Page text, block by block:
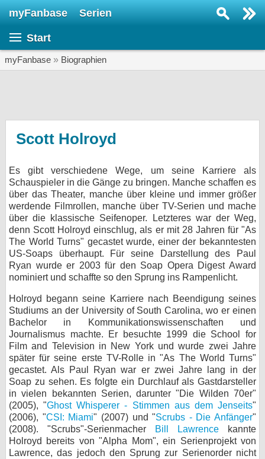
myFanbase Serien
Start
myFanbase » Biographien
Scott Holroyd
Es gibt verschiedene Wege, um seine Karriere als
Schauspieler in die Gänge zu bringen. Manche schaffen es
über das Theater, manche über kleine und immer größer
werdende Filmrollen, manche über TV-Serien und mache
über die klassische Seifenoper. Letzteres war der Weg,
denn Scott Holroyd einschlug, als er mit 28 Jahren für "As
The World Turns" gecastet wurde, einer der bekanntesten
US-Soaps überhaupt. Für seine Darstellung des Paul
Ryan wurde er 2003 für den Soap Opera Digest Award
nominiert und schaffte so den Sprung ins Rampenlicht.
Holroyd begann seine Karriere nach Beendigung seines
Studiums an der University of South Carolina, wo er einen
Bachelor in Kommunikationswissenschaften und
Journalismus machte. Er besuchte 1999 die School for
Film and Television in New York und wurde zwei Jahre
später für seine erste TV-Rolle in "As The World Turns"
gecastet. Als Paul Ryan war er zwei Jahre lang in der
Soap zu sehen. Es folgte ein Durchlauf als Gastdarsteller
in vielen bekannten Serien, darunter "Die Wilden 70er"
(2005), "Ghost Whisperer - Stimmen aus dem Jenseits"
(2006), "CSI: Miami" (2007) und "Scrubs - Die Anfänger"
(2008). "Scrubs"-Serienmacher
Bill Lawrence kannte
Holroyd bereits von "Alpha Mom", ein Serienprojekt von
Lawrence, das jedoch den Sprung zur Serienorder nicht
KULTUR
Specials
SERVICE
Gewinnspiele
Forum
bei X
bei Facebook
Kontakt
Nutzungsbedingungen
Datenschutz
Cookie-Einstellungen
Impressum